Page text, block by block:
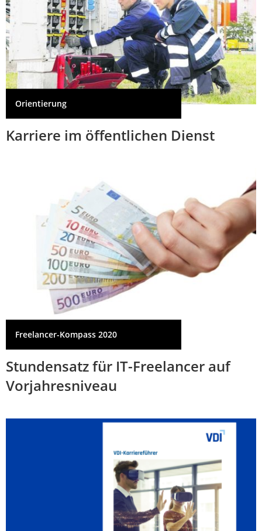
Orientierung
Karriere im öffentlichen Dienst
Freelancer-Kompass 2020
Stundensatz für IT-Freelancer auf
Vorjahresniveau